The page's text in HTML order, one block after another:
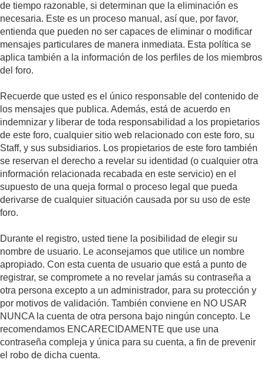
de tiempo razonable, si determinan que la eliminación es
necesaria. Este es un proceso manual, así que, por favor,
entienda que pueden no ser capaces de eliminar o modificar
mensajes particulares de manera inmediata. Esta política se
aplica también a la información de los perfiles de los miembros
del foro.
Recuerde que usted es el único responsable del contenido de
los mensajes que publica. Además, está de acuerdo en
indemnizar y liberar de toda responsabilidad a los propietarios
de este foro, cualquier sitio web relacionado con este foro, su
Staff, y sus subsidiarios. Los propietarios de este foro también
se reservan el derecho a revelar su identidad (o cualquier otra
información relacionada recabada en este servicio) en el
supuesto de una queja formal o proceso legal que pueda
derivarse de cualquier situación causada por su uso de este
foro.
Durante el registro, usted tiene la posibilidad de elegir su
nombre de usuario. Le aconsejamos que utilice un nombre
apropiado. Con esta cuenta de usuario que está a punto de
registrar, se compromete a no revelar jamás su contraseña a
otra persona excepto a un administrador, para su protección y
por motivos de validación. También conviene en NO USAR
NUNCA la cuenta de otra persona bajo ningún concepto. Le
recomendamos ENCARECIDAMENTE que use una
contraseña compleja y única para su cuenta, a fin de prevenir
el robo de dicha cuenta.